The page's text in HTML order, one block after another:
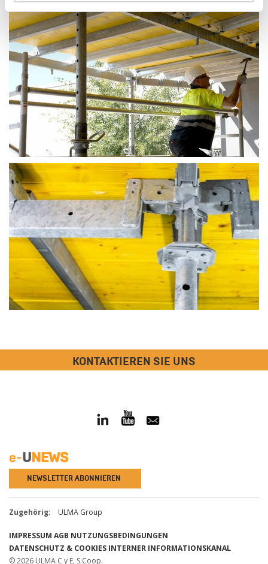
KONTAKTIEREN SIE UNS
NEWSLETTER ABONNIEREN
Zugehörig: ULMA Group
IMPRESSUM AGB NUTZUNGSBEDINGUNGEN
DATENSCHUTZ & COOKIES INTERNER INFORMATIONSKANAL
© 2026 ULMA C y E, S.Coop.